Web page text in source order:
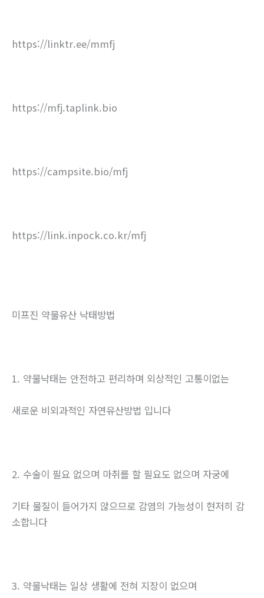
https://linktr.ee/mmfj
https://mfj.taplink.bio
https://campsite.bio/mfj
https://link.inpock.co.kr/mfj
미프진 약물유산 낙태방법
1. 약물낙태는 안전하고 편리하며 외상적인 고통이없는
새로운 비외과적인 자연유산방법 입니다
2. 수술이 필요 없으며 마취를 할 필요도 없으며 자궁에
기타 물질이 들어가지 않으므로 감염의 가능성이 현저히 감
소합니다
3. 약물낙태는 일상 생활에 전혀 지장이 없으며